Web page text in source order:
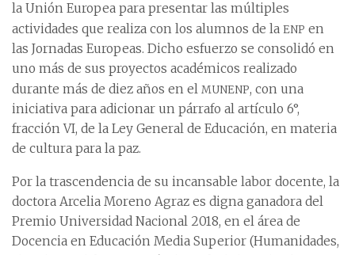
la Unión Europea para presentar las múltiples
actividades que realiza con los alumnos de la enp en
las Jornadas Europeas. Dicho esfuerzo se consolidó en
uno más de sus proyectos académicos realizado
durante más de diez años en el munenp, con una
iniciativa para adicionar un párrafo al artículo 6°,
fracción VI, de la Ley General de Educación, en materia
de cultura para la paz.
Por la trascendencia de su incansable labor docente, la
doctora Arcelia Moreno Agraz es digna ganadora del
Premio Universidad Nacional 2018, en el área de
Docencia en Educación Media Superior (Humanidades,